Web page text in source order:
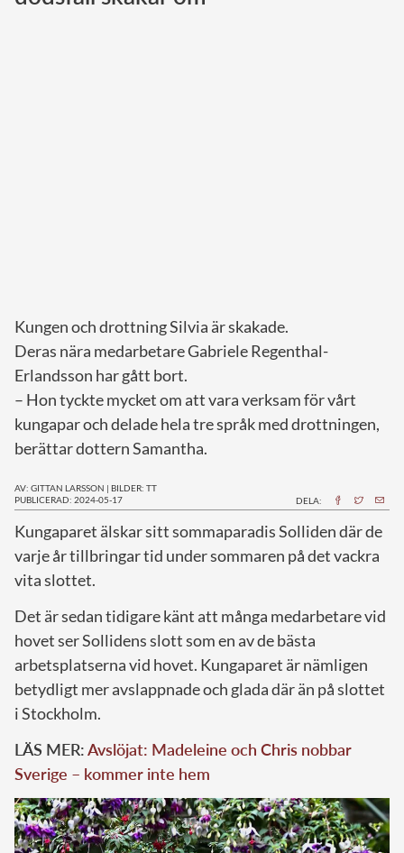
Monacos furstehus
Kungen och drottning Silvia är skakade.
Deras nära medarbetare Gabriele Regenthal-
Erlandsson har gått bort.
– Hon tyckte mycket om att vara verksam för vårt
kungapar och delade hela tre språk med drottningen,
berättar dottern Samantha.
AV: GITTAN LARSSON | BILDER: TT
PUBLICERAD: 2024-05-17
DELA:
Kungaparet älskar sitt sommaparadis Solliden där de
varje år tillbringar tid under sommaren på det vackra
vita slottet.
Det är sedan tidigare känt att många medarbetare vid
hovet ser Sollidens slott som en av de bästa
arbetsplatserna vid hovet. Kungaparet är nämligen
betydligt mer avslappnade och glada där än på slottet
i Stockholm.
LÄS MER:Avslöjat: Madeleine och Chris nobbar
Sverige – kommer inte hem